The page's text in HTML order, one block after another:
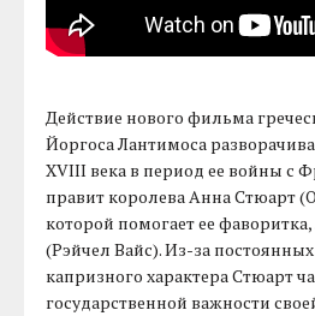
Действие нового фильма
Йоргоса Лантимоса
XVIII века в период ее войны с
правит королева Анна Стюарт
которой помогает ее
(Рэйчел Вайс). Из-за
капризного характера Стюарт
государственной важности